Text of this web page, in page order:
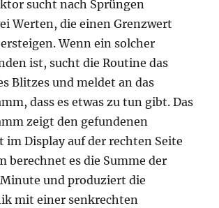
sucht nach Sprüngen
Werten, die einen Grenzwert
Wenn ein solcher
ist, sucht die Routine das
Blitzes und meldet an das
dass es etwas zu tun gibt. Das
zeigt den gefundenen
im Display auf der rechten Seite
berechnet es die Summe der
und produziert die
mit einer senkrechten